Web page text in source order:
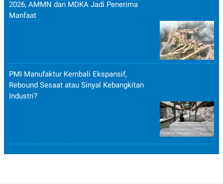
2026, AMMN dan MDKA Jadi Penerima
Manfaat
PMI Manufaktur Kembali Ekspansif,
Rebound Sesaat atau Sinyal Kebangkitan
Industri?